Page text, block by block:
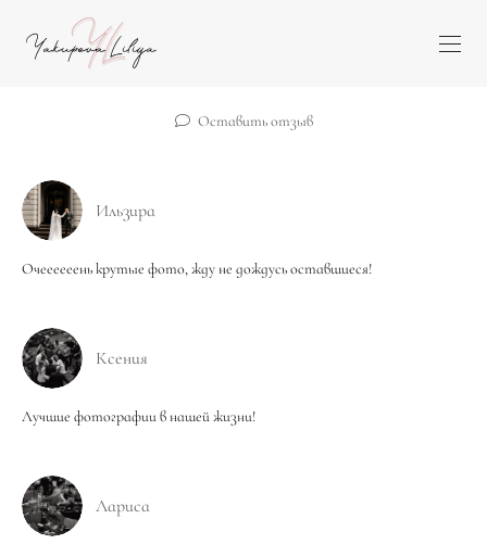
Оставить отзыв
Ильзира
Очеееееень крутые фото, жду не дождусь оставшиеся!
Ксения
Лучшие фотографии в нашей жизни!
Лариса